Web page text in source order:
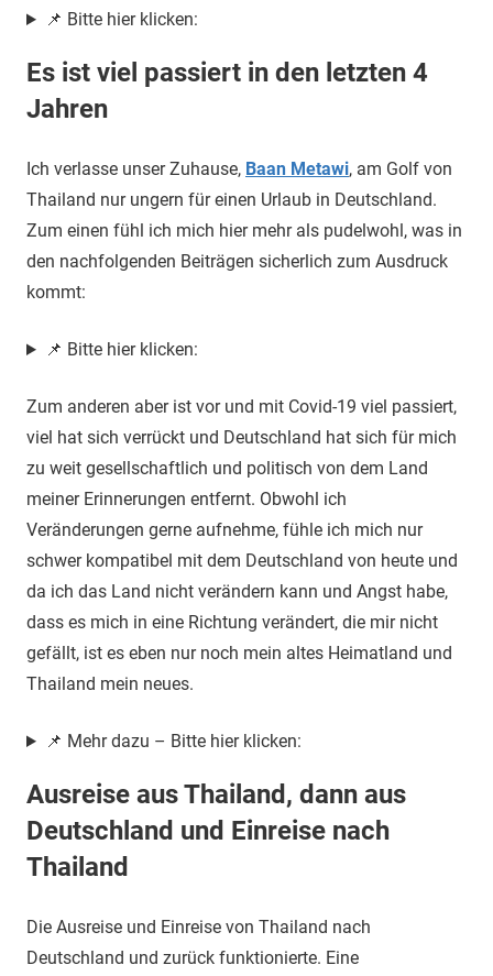
📌 Bitte hier klicken:
Es ist viel passiert in den letzten 4
Jahren
Ich verlasse unser Zuhause, Baan Metawi, am Golf von
Thailand nur ungern für einen Urlaub in Deutschland.
Zum einen fühl ich mich hier mehr als pudelwohl, was in
den nachfolgenden Beiträgen sicherlich zum Ausdruck
kommt:
📌 Bitte hier klicken:
Zum anderen aber ist vor und mit Covid-19 viel passiert,
viel hat sich verrückt und Deutschland hat sich für mich
zu weit gesellschaftlich und politisch von dem Land
meiner Erinnerungen entfernt. Obwohl ich
Veränderungen gerne aufnehme, fühle ich mich nur
schwer kompatibel mit dem Deutschland von heute und
da ich das Land nicht verändern kann und Angst habe,
dass es mich in eine Richtung verändert, die mir nicht
gefällt, ist es eben nur noch mein altes Heimatland und
Thailand mein neues.
📌 Mehr dazu – Bitte hier klicken:
Ausreise aus Thailand, dann aus
Deutschland und Einreise nach
Thailand
Die Ausreise und Einreise von Thailand nach
Deutschland und zurück funktionierte. Eine